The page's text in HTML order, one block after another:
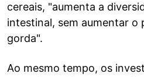
cereais, "aumenta a
intestinal, sem aumentar o
gorda".
Ao mesmo tempo, os